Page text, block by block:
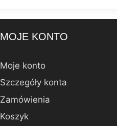
MOJE KONTO
Moje konto
Szczegóły konta
Zamówienia
Koszyk